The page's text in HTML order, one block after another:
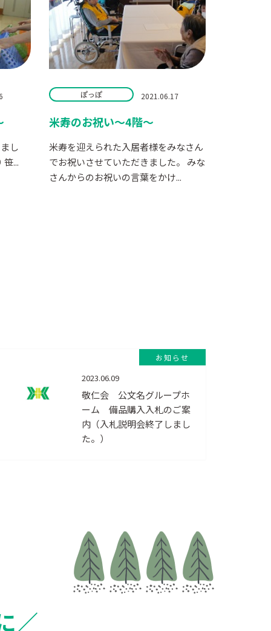
し
...
ぽっぽ 2021.06.17
米寿のお祝い～4階～
米寿を迎えられた入居者様をみなさん
でお祝いさせていただきました。 みな
さんからのお祝いの言葉をかけ...
お知らせ
2023.06.09
敬仁会 公文名グループホ
ーム 備品購入入札のご案
内（入札説明会終了しまし
た。）
／